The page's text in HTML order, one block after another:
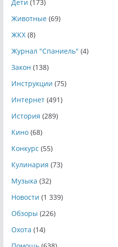
Дети (173)
Животные(69)
ЖКХ(8)
Журнал "Спаниель" (4)
Закон (138)
Инструкции (75)
Интернет(491)
История (289)
Кино(68)
Конкурс (55)
Кулинария (73)
Музыка (32)
Новости (1 339)
Обзоры (226)
Охота (14)